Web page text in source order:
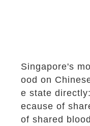
Singapore's
ood on
e state
ecause of
of shared